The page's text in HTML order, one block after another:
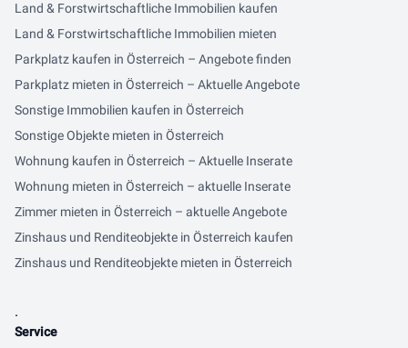
Land & Forstwirtschaftliche Immobilien kaufen
Land & Forstwirtschaftliche Immobilien mieten
Parkplatz kaufen in Österreich – Angebote finden
Parkplatz mieten in Österreich – Aktuelle Angebote
Sonstige Immobilien kaufen in Österreich
Sonstige Objekte mieten in Österreich
Wohnung kaufen in Österreich – Aktuelle Inserate
Wohnung mieten in Österreich – aktuelle Inserate
Zimmer mieten in Österreich – aktuelle Angebote
Zinshaus und Renditeobjekte in Österreich kaufen
Zinshaus und Renditeobjekte mieten in Österreich
.
Service